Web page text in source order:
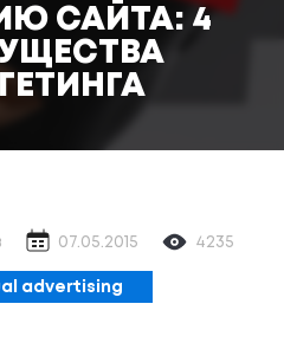
САЙТА: 4
07.05.2015 4235
advertising